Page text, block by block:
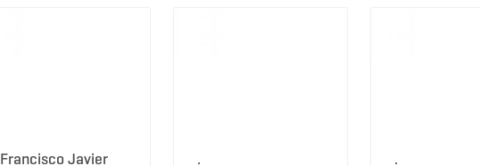
Francisco Javier . .